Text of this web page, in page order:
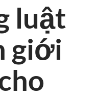
luật
giới